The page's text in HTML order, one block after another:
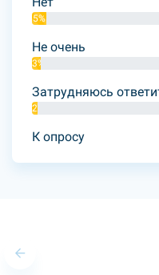
5%
Не очень
3%
Затрудняюсь
2%
К опросу